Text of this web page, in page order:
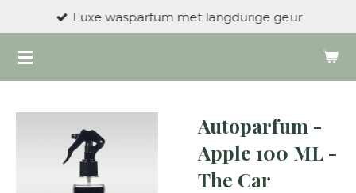
naar
de
Luxe wasparfum met langdurige geur
Autoparfum -
Apple 100 ML -
The Car